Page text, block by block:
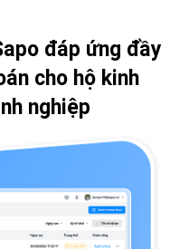
đáp ứng đầy
cho hộ kinh
nghiệp